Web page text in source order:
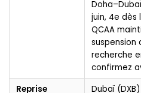
juin, 4e dès
QCAA
suspension
recherche
confirmez
Reprise
Dubaï